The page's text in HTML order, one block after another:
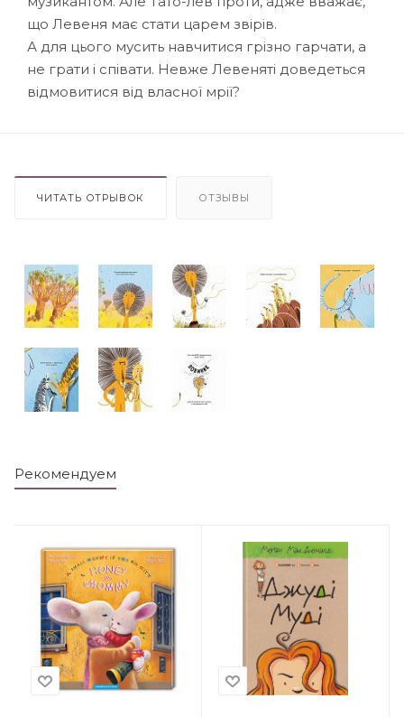
що Левеня має стати царем звірів.
А для цього мусить навчитися грізно гарчати, а
не грати і співати. Невже Левеняті доведеться
відмовитися від власної мрії?
ЧИТАТЬ ОТРЫВОК ОТЗЫВЫ
Рекомендуем